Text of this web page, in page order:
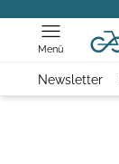
Menü
Newsletter